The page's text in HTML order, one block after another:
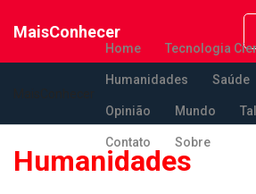
MaisConhecer
Home Tecnologia
Humanidades Saúde
Opinião Mundo
Contato Sobre
Humanidades